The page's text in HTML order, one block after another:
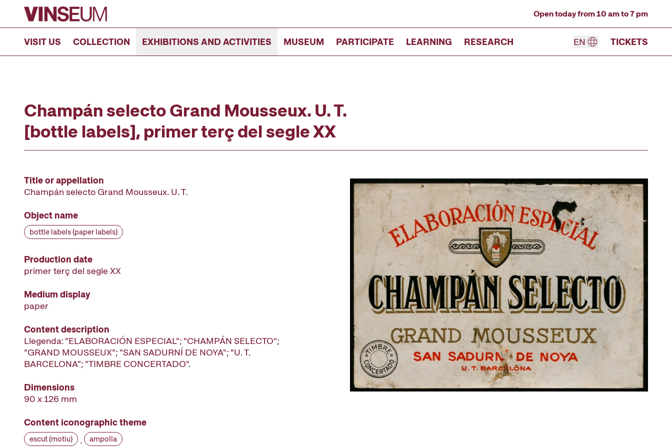
Go to content
Open today from 10 am to 7 pm
VISIT US COLLECTION EXHIBITIONS AND ACTIVITIES MUSEUM PARTICIPATE LEARNING RESEARCH EN TICKETS
Champán selecto Grand Mousseux. U. T.
[bottle labels], primer terç del segle XX
Title or appellation
Champán selecto Grand Mousseux. U. T.
Object name
bottle labels (paper labels)
Production date
primer terç del segle XX
Medium display
paper
Content description
Llegenda: "ELABORACIÓN ESPECIAL"; "CHAMPÁN SELECTO";
"GRAND MOUSSEUX"; "SAN SADURNÍ DE NOYA"; "U. T.
BARCELONA"; "TIMBRE CONCERTADO".
Dimensions
90 x 126 mm
Content iconographic theme
escut (motiu) · ampolla